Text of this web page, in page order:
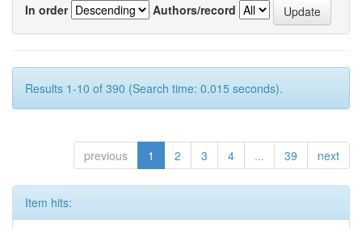
In order
Authors/record
Results 1-10 of 390 (Search time: 0.015 seconds).
previous 1 2 3 4 ... 39 next
Item hits: